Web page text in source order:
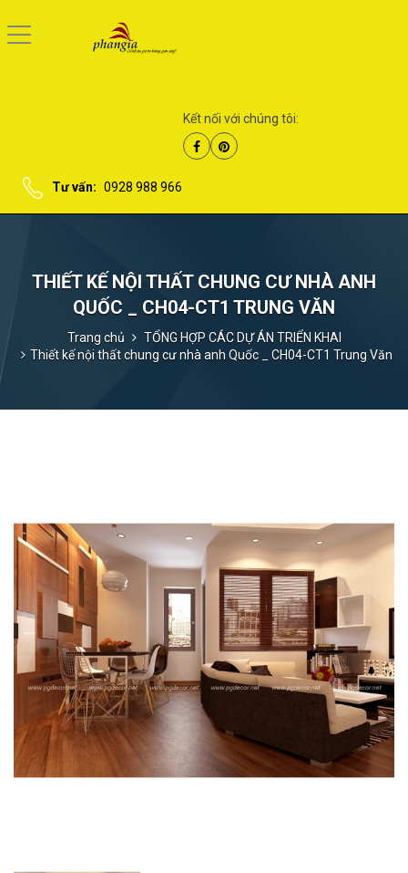
Kết nối với chúng tôi:
Tư vấn: 0928 988 966
THIẾT KẾ NỘI THẤT CHUNG CƯ NHÀ ANH
QUỐC _ CH04-CT1 TRUNG VĂN
Trang chủ
TỔNG HỢP CÁC DỰ ÁN TRIỂN KHAI
Thiết kế nội thất chung cư nhà anh Quốc _ CH04-CT1 Trung Văn